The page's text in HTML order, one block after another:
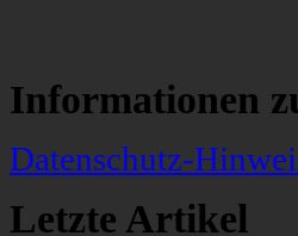
Informationen
Datenschutz-
Letzte Artikel